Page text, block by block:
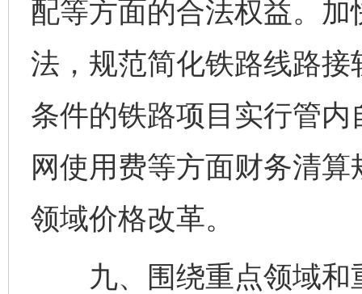
配等方面的合法权益。
法，规范简化铁路线路
条件的铁路项目实行管
网使用费等方面财务清
领域价格改革。
九、围绕重点领域和